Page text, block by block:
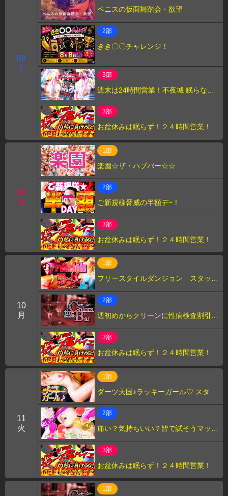
08
土
ベニスの仮面舞踏会・欲望
2部
きき〇〇チャレンジ！
3部
週末は24時間営業！不夜城 眠らない
3部
お盆休みは眠らず！２４時間営業！
09
日
1部
楽園☆ザ・ハプバー☆☆
2部
ご新規様脅威の半額デ−！
3部
お盆休みは眠らず！２４時間営業！
10
月
1部
フリースタイルダンジョン スタッ
2部
週初めからクリーンに性病検査割引の
3部
お盆休みは眠らず！２４時間営業！
11
火
1部
ダーツ天国♪ラッキーガール♡ スタッ
2部
痛い？気持ちいい？皆で試そうマッサ
3部
お盆休みは眠らず！２４時間営業！
1部